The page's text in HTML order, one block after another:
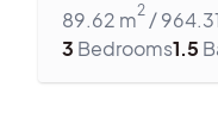
89.62 m2 /
3 Bedrooms1.5